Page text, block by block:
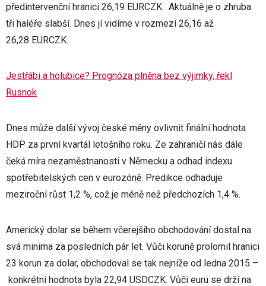
předintervenční hranici 26,19 EURCZK. Aktuálně je o zhruba
tři haléře slabší. Dnes jí vidíme v rozmezí 26,16 až
26,28 EURCZK.
Jestřábi a holubice? Prognóza plněna bez výjimky, řekl
Rusnok
Dnes může další vývoj české měny ovlivnit finální hodnota
HDP za první kvartál letošního roku. Ze zahraničí nás dále
čeká míra nezaměstnanosti v Německu a odhad indexu
spotřebitelských cen v eurozóně. Predikce odhaduje
meziroční růst 1,2 %, což je méně než předchozích 1,4 %.
Americký dolar se během včerejšího obchodování dostal na
svá minima za posledních pár let. Vůči koruně prolomil hranici
23 korun za dolar, obchodoval se tak nejníže od ledna 2015 –
konkrétní hodnota byla 22,94 USDCZK. Vůči euru se drží na